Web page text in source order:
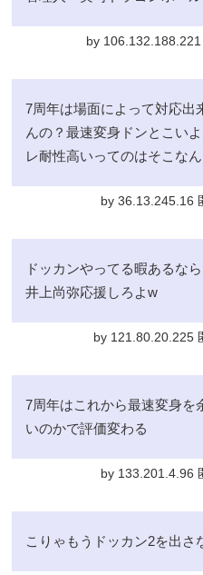
by 106.132.188.221
7周年は場面によって対応出
んの？最速変身ドンとこい
レ耐性高いってのはそこなん
by 36.13.245.16
ドッカンやってる暇あるなら
井上尚弥応援しろよw
by 121.80.20.225
7周年はこれから最速変身を
いのかで評価変わる
by 133.201.4.96
こりゃもうドッカン2を出さ